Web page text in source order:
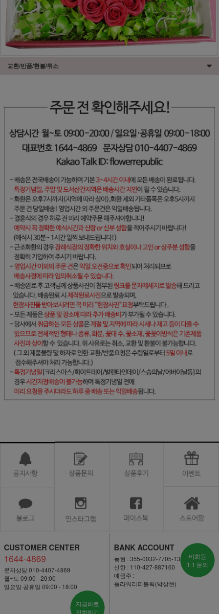
교환/반품/환불/취소
CUSTOMER CENTER
1644-4869
문자상담 010-4407-4869
월~토 09:00 - 20:00
일요일·공휴일 09:00 - 18:00
지금바로
전화하기
BANK ACCOUNT
농협 : 355-0032-7705-13
신한 : 110-427-887160
예금주 :
플라워리퍼블릭(박상현)
비회원
1:1 문의